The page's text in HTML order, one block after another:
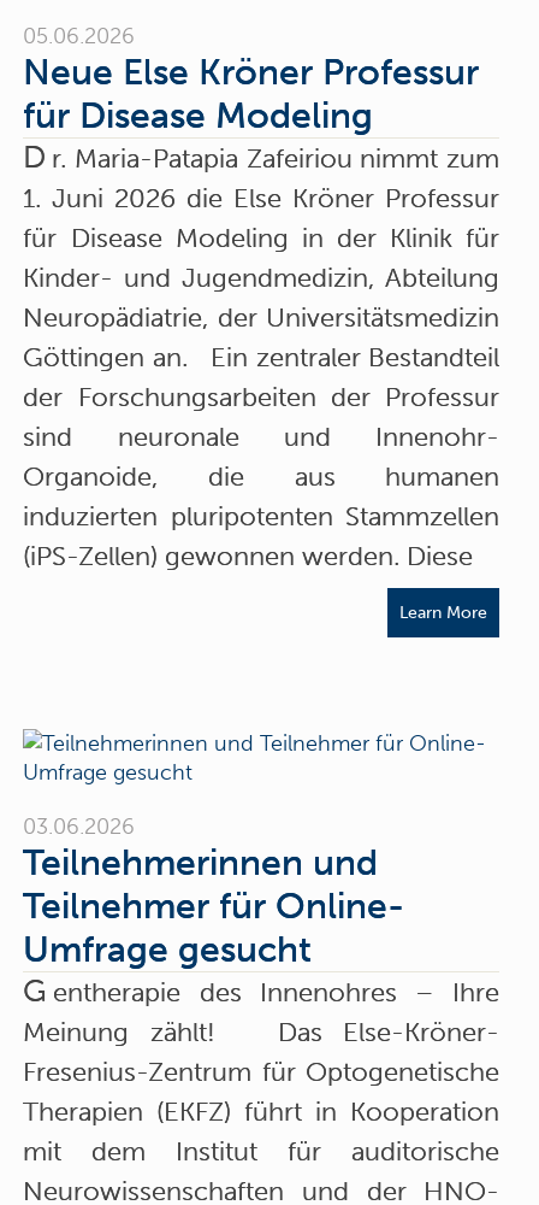
05.06.2026
Neue Else Kröner Professur
für Disease Modeling
D r. Maria-Patapia Zafeiriou nimmt zum
1. Juni 2026 die Else Kröner Professur
für Disease Modeling in der Klinik für
Kinder- und Jugendmedizin, Abteilung
Neuropädiatrie, der Universitätsmedizin
Göttingen an. Ein zentraler Bestandteil
der Forschungsarbeiten der Professur
sind neuronale und Innenohr-
Organoide, die aus humanen
induzierten pluripotenten Stammzellen
(iPS-Zellen) gewonnen werden. Diese
Learn More
03.06.2026
Teilnehmerinnen und
Teilnehmer für Online-
Umfrage gesucht
G entherapie des Innenohres – Ihre
Meinung zählt! Das Else-Kröner-
Fresenius-Zentrum für Optogenetische
Therapien (EKFZ) führt in Kooperation
mit dem Institut für auditorische
Neurowissenschaften und der HNO-